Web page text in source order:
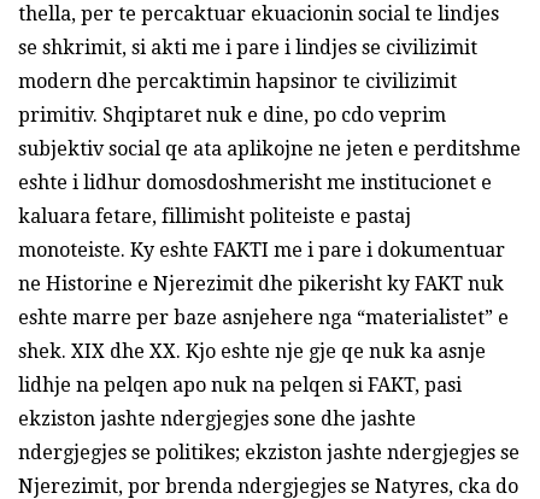
thella, per te percaktuar ekuacionin social te lindjes
se shkrimit, si akti me i pare i lindjes se civilizimit
modern dhe percaktimin hapsinor te civilizimit
primitiv. Shqiptaret nuk e dine, po cdo veprim
subjektiv social qe ata aplikojne ne jeten e perditshme
eshte i lidhur domosdoshmerisht me institucionet e
kaluara fetare, fillimisht politeiste e pastaj
monoteiste. Ky eshte FAKTI me i pare i dokumentuar
ne Historine e Njerezimit dhe pikerisht ky FAKT nuk
eshte marre per baze asnjehere nga “materialistet” e
shek. XIX dhe XX. Kjo eshte nje gje qe nuk ka asnje
lidhje na pelqen apo nuk na pelqen si FAKT, pasi
ekziston jashte ndergjegjes sone dhe jashte
ndergjegjes se politikes; ekziston jashte ndergjegjes se
Njerezimit, por brenda ndergjegjes se Natyres, cka do